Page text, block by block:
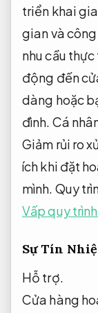
triển khai
gian và
nhu cầu thực
động đến
dàng hoặc
đình. Cá
Giảm rủi ro
ích khi đặt
mình. Quy
Vấp quy
Sự Tín
Hỗ trợ.
Cửa hàng